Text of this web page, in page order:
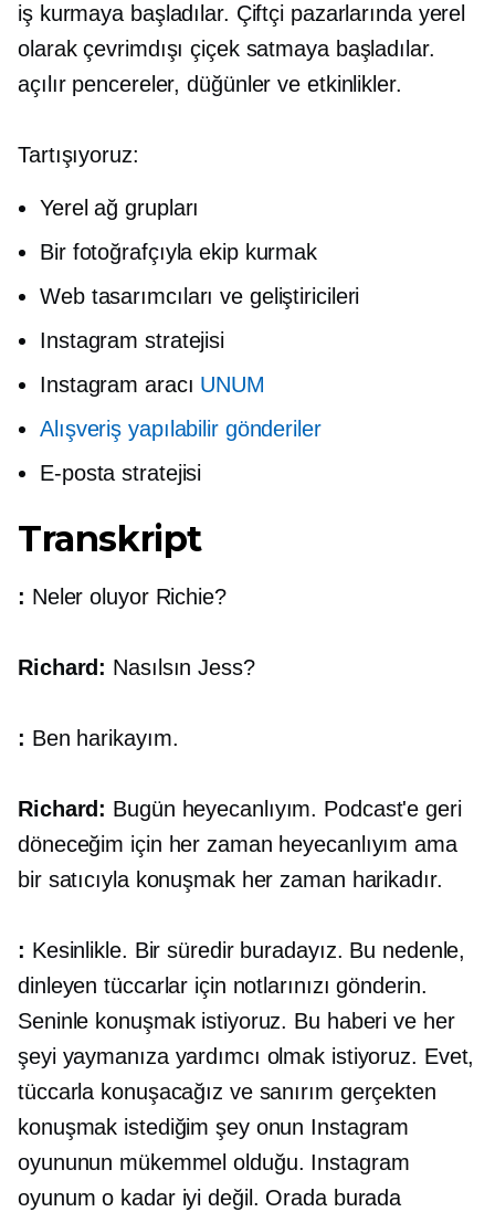
iş kurmaya başladılar. Çiftçi pazarlarında yerel
olarak çevrimdışı çiçek satmaya başladılar.
açılır pencereler, düğünler ve etkinlikler.
Tartışıyoruz:
Yerel ağ grupları
Bir fotoğrafçıyla ekip kurmak
Web tasarımcıları ve geliştiricileri
Instagram stratejisi
Instagram aracı UNUM
Alışveriş yapılabilir gönderiler
E-posta stratejisi
Transkript
: Neler oluyor Richie?
Richard: Nasılsın Jess?
: Ben harikayım.
Richard: Bugün heyecanlıyım. Podcast'e geri
döneceğim için her zaman heyecanlıyım ama
bir satıcıyla konuşmak her zaman harikadır.
: Kesinlikle. Bir süredir buradayız. Bu nedenle,
dinleyen tüccarlar için notlarınızı gönderin.
Seninle konuşmak istiyoruz. Bu haberi ve her
şeyi yaymanıza yardımcı olmak istiyoruz. Evet,
tüccarla konuşacağız ve sanırım gerçekten
konuşmak istediğim şey onun Instagram
oyununun mükemmel olduğu. Instagram
oyunum o kadar iyi değil. Orada burada